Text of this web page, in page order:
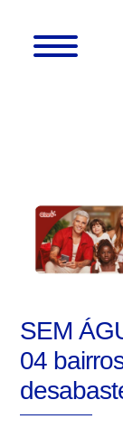
SEM
04